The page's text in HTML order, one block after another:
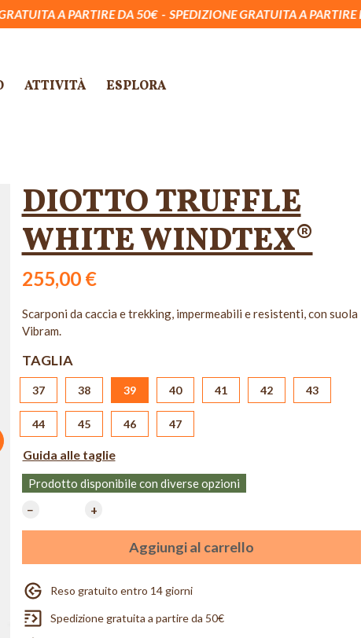
DA 50€ SPEDIZIONE GRATUITA A PARTIRE DA 50€
ATTIVITÀ ESPLORA
DIOTTO TRUFFLE
WHITE WINDTEX®
255,00 €
Scarponi da caccia e trekking, impermeabili e resistenti, con suola
Vibram.
TAGLIA
37 38 39 40 41 42 43
44 45 46 47
Guida alle taglie
Prodotto disponibile con diverse opzioni
−
+
Aggiungi al carrello
Reso gratuito entro 14 giorni
Spedizione gratuita a partire da 50€